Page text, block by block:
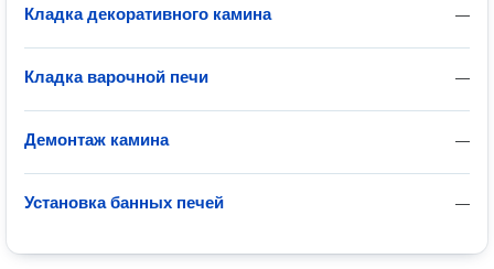
—
Кладка декоративного камина
—
Кладка варочной печи
—
Демонтаж камина
—
Установка банных печей